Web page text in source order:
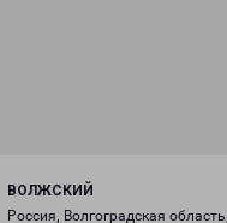
ВОЛЖСКИЙ
Россия, Волгоградская